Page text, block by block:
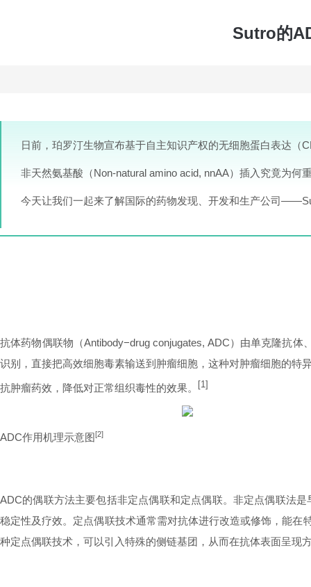
Sutro的
日前，珀罗汀生物宣布基于自主知识产权的无细胞蛋白表达（
非天然氨基酸（Non-natural amino acid, nnAA）插入究竟为何
今天让我们一起来了解国际的药物发现、开发和生产公司
抗体药物偶联物（Antibody−drug conjugates, ADC）由单克隆抗
识别，直接把高效细胞毒素输送到肿瘤细胞，这种对肿瘤细胞的
抗肿瘤药效，降低对正常组织毒性的效果。 [1]
ADC作用机理示意图[2]
ADC的偶联方法主要包括非定点偶联和定点偶联。非定点偶联法
稳定性及疗效。定点偶联技术通常需对抗体进行改造或修饰，能
种定点偶联技术，可以引入特殊的侧链基团，从而在抗体表面呈现